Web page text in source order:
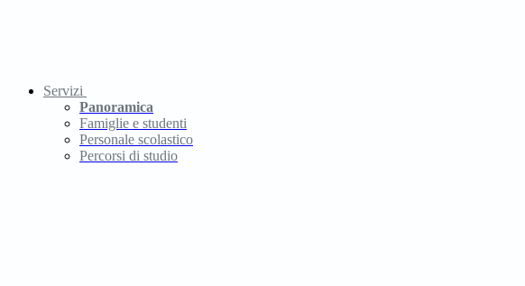
Servizi
Panoramica
Famiglie e studenti
Personale scolastico
Percorsi di studio